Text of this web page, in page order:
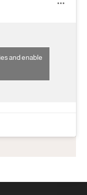
and enable